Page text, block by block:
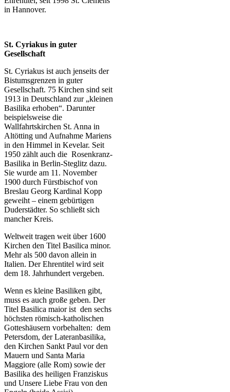
in Hannover.
St. Cyriakus in guter
Gesellschaft
St. Cyriakus ist auch jenseits der
Bistumsgrenzen in guter
Gesellschaft. 75 Kirchen sind seit
1913 in Deutschland zur „kleinen
Basilika erhoben“. Darunter
beispielsweise die
Wallfahrtskirchen St. Anna in
Altötting und Aufnahme Mariens
in den Himmel in Kevelar. Seit
1950 zählt auch die Rosenkranz-
Basilika in Berlin-Steglitz dazu.
Sie wurde am 11. November
1900 durch Fürstbischof von
Breslau Georg Kardinal Kopp
geweiht – einem gebürtigen
Duderstädter. So schließt sich
mancher Kreis.
Weltweit tragen weit über 1600
Kirchen den Titel Basilica minor.
Mehr als 500 davon allein in
Italien. Der Ehrentitel wird seit
dem 18. Jahrhundert vergeben.
Wenn es kleine Basiliken gibt,
muss es auch große geben. Der
Titel Basilica maior ist den sechs
höchsten römisch-katholischen
Gotteshäusern vorbehalten: dem
Petersdom, der Lateranbasilika,
den Kirchen Sankt Paul vor den
Mauern und Santa Maria
Maggiore (alle Rom) sowie der
Basilika des heiligen Franziskus
und Unsere Liebe Frau von den